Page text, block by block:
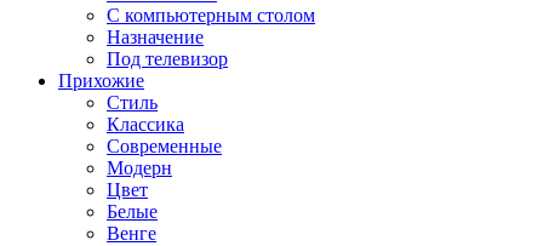
С компьютерным столом
Назначение
Под телевизор
Прихожие
Стиль
Классика
Современные
Модерн
Цвет
Белые
Венге